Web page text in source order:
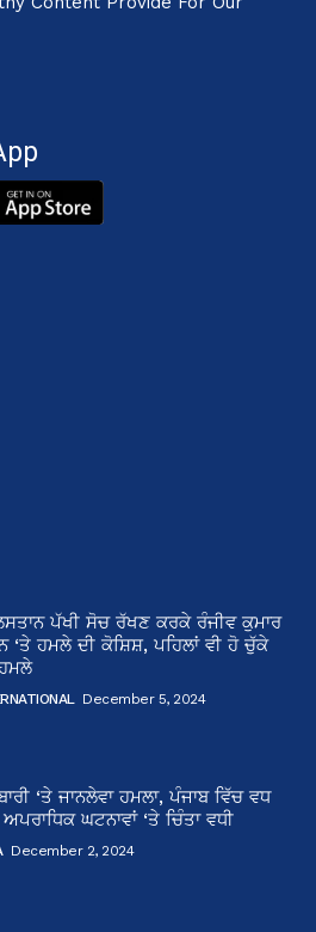
ਪੱਖੀ ਸੋਚ ਰੱਖਣ ਕਰਕੇ ਰੰਜੀਵ ਕੁਮਾਰ
‘ਤੇ ਹਮਲੇ ਦੀ ਕੋਸ਼ਿਸ਼, ਪਹਿਲਾਂ ਵੀ ਹੋ ਚੁੱਕੇ
December 5, 2024
‘ਤੇ ਜਾਨਲੇਵਾ ਹਮਲਾ, ਪੰਜਾਬ ਵਿੱਚ ਵਧ
ਅਪਰਾਧਿਕ ਘਟਨਾਵਾਂ ‘ਤੇ ਚਿੰਤਾ ਵਧੀ
December 2, 2024